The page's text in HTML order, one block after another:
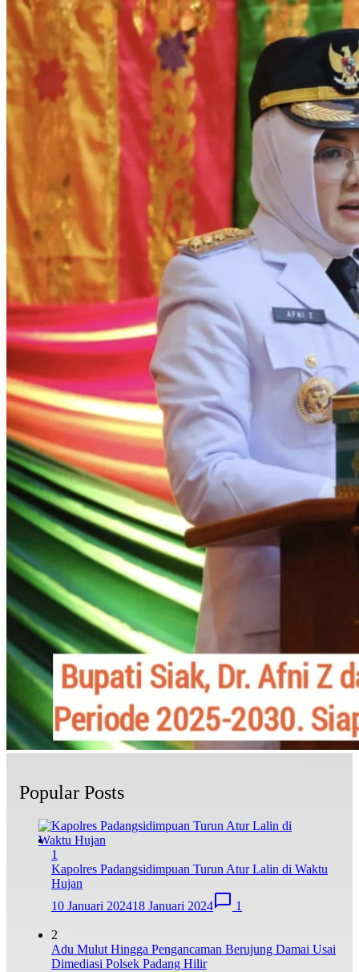
Popular Posts
1
Kapolres Padangsidimpuan Turun Atur Lalin di Waktu
Hujan
10 Januari 202418 Januari 2024 1
2
Adu Mulut Hingga Pengancaman Berujung Damai Usai
Dimediasi Polsek Padang Hilir